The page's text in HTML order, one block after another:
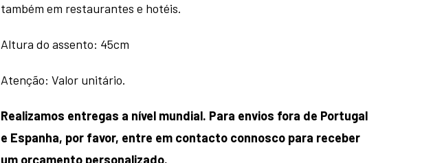
também em restaurantes e hotéis.
Altura do assento: 45cm
Atenção: Valor unitário.
Realizamos entregas a nível mundial. Para envios fora de Portugal
e Espanha, por favor, entre em contacto connosco para receber
um orçamento personalizado.